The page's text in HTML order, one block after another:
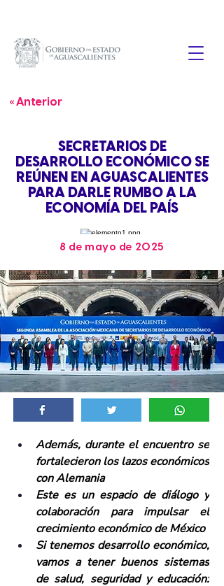
« Anterior
SECRETARIOS DE
DESARROLLO ECONÓMICO SE
REÚNEN EN AGUASCALIENTES
PARA DARLE RUMBO A LA
ECONOMÍA DEL PAÍS
8 de mayo de 2025
Además, durante el encuentro se
fortalecieron los lazos económicos
con Alemania
Este es un espacio de diálogo y
colaboración para impulsar el
crecimiento económico de México
Si tenemos desarrollo económico,
vamos a tener buenos sistemas
de salud, seguridad y educación: